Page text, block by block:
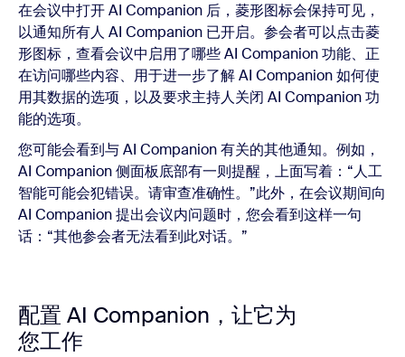
在会议中打开 AI Companion 后，菱形图标会保持可见，
以通知所有人 AI Companion 已开启。参会者可以点击菱
形图标，查看会议中启用了哪些 AI Companion 功能、正
在访问哪些内容、用于进一步了解 AI Companion 如何使
用其数据的选项，以及要求主持人关闭 AI Companion 功
能的选项。
您可能会看到与 AI Companion 有关的其他通知。例如，
AI Companion 侧面板底部有一则提醒，上面写着：“人工
智能可能会犯错误。请审查准确性。”此外，在会议期间向
AI Companion 提出会议内问题时，您会看到这样一句
话：“其他参会者无法看到此对话。”
配置 AI Companion，让它为
您工作